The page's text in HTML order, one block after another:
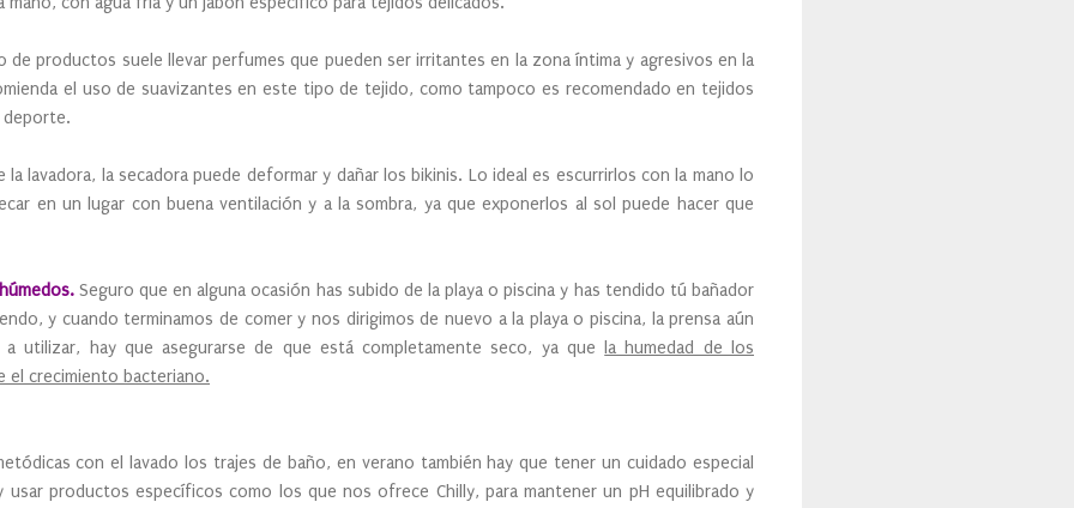
de productos suele llevar perfumes que pueden ser irritantes en la zona íntima y agresivos en la
el uso de suavizantes en este tipo de tejido, como tampoco es recomendado en tejidos
deporte.
la lavadora, la secadora puede deformar y dañar los bikinis. Lo ideal es escurrirlos con la mano lo
en un lugar con buena ventilación y a la sombra, ya que exponerlos al sol puede hacer que
Seguro que en alguna ocasión has subido de la playa o piscina y has tendido tú bañador
y cuando terminamos de comer y nos dirigimos de nuevo a la playa o piscina, la prensa aún
a utilizar, hay que asegurarse de que está completamente seco, ya que
la humedad de los
el crecimiento bacteriano.
con el lavado los trajes de baño, en verano también hay que tener un cuidado especial
usar productos específicos como los que nos ofrece Chilly, para mantener un pH equilibrado y